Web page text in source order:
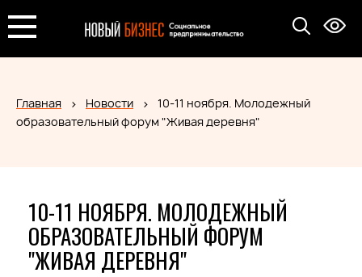
Главная Новости
10-11 ноября. Молодежный
образовательный форум "Живая деревня"
10-11 НОЯБРЯ. МОЛОДЕЖНЫЙ
ОБРАЗОВАТЕЛЬНЫЙ ФОРУМ
"ЖИВАЯ ДЕРЕВНЯ"